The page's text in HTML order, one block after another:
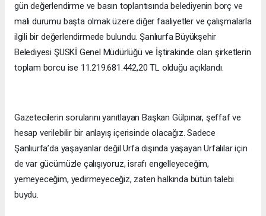
gün değerlendirme ve basın toplantısında belediyenin borç ve
mali durumu başta olmak üzere diğer faaliyetler ve çalışmalarla
ilgili bir değerlendirmede bulundu. Şanlıurfa Büyükşehir
Belediyesi ŞUSKİ Genel Müdürlüğü ve İştirakinde olan şirketlerin
toplam borcu ise 11.219.681.442,20 TL olduğu açıklandı.
Gazetecilerin sorularını yanıtlayan Başkan Gülpınar, şeffaf ve
hesap verilebilir bir anlayış içerisinde olacağız. Sadece
Şanlıurfa’da yaşayanlar değil Urfa dışında yaşayan Urfalılar için
de var gücümüzle çalışıyoruz, israfı engelleyeceğim,
yemeyeceğim, yedirmeyeceğiz, zaten halkında bütün talebi
buydu.